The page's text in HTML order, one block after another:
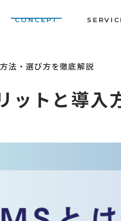
CONCEPT
法・選び方を徹底解説
ットと導入